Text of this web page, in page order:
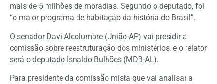
mais de 5 milhões de moradias. Segundo o deputado, foi
“o maior programa de habitação da história do Brasil”.
O senador Davi Alcolumbre (União-AP) vai presidir a
comissão sobre reestruturação dos ministérios, e o relator
será o deputado Isnaldo Bulhões (MDB-AL).
Para presidente da comissão mista que vai analisar a